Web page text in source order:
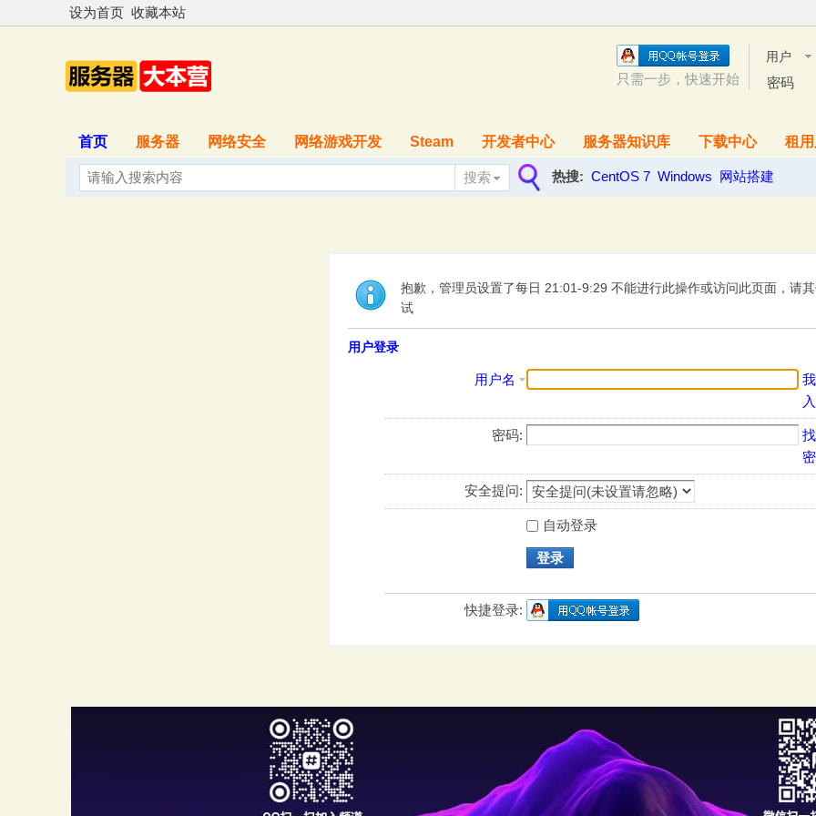
设为首页 收藏本站
用户
名
密码
只需一步，快速开始
首页 服务器 网络安全 网络游戏开发 Steam 开发者中心 服务器知识库 下载中心 租
搜索
索
热搜: CentOS 7 Windows 网站搭建
抱歉，管理员设置了每日 21:01-9:29 不能进行此操作或访问此页面，请
试
用户登录
用户名
密码:
安全提问:
自动登录
登录
快捷登录: